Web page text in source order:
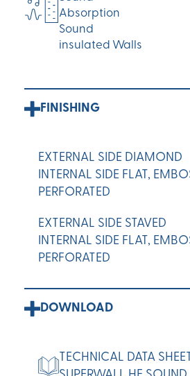
Absorption
Sound
insulated Walls
FINISHING
EXTERNAL SIDE DIAMOND
INTERNAL SIDE FLAT,
PERFORATED
EXTERNAL SIDE STAVED
INTERNAL SIDE FLAT,
PERFORATED
DOWNLOAD
TECHNICAL DATA